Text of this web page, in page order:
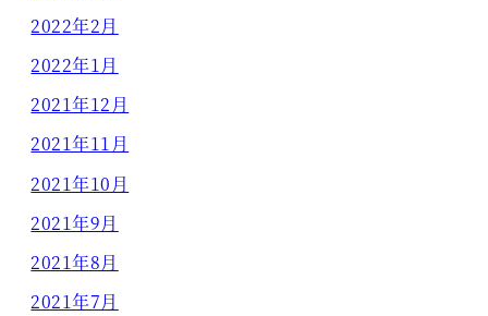
2022年2月
2022年1月
2021年12月
2021年11月
2021年10月
2021年9月
2021年8月
2021年7月